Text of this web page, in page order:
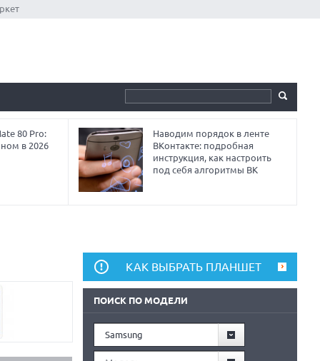
80 Pro:
в 2026
Наводим порядок в ленте
ВКонтакте: подробная
инструкция, как настроить
под себя алгоритмы ВК
КАК ВЫБРАТЬ ПЛАНШЕТ
ПОИСК ПО МОДЕЛИ
Samsung